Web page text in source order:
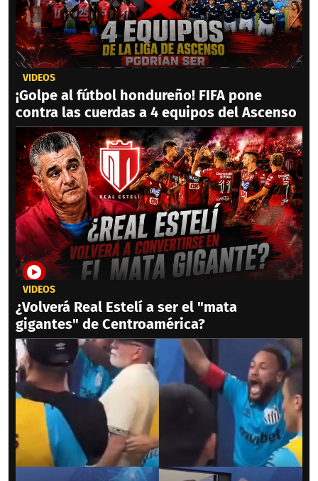
VIDEOS
¡Golpe al fútbol hondureño! FIFA pone
contra las cuerdas a 4 equipos del Ascenso
VIDEOS
¿Volverá Real Estelí a ser el "mata
gigantes" de Centroamérica?